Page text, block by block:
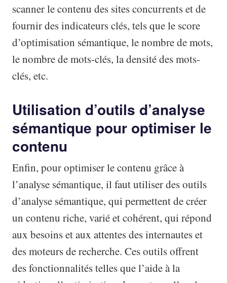
scanner le contenu des sites concurrents et de
fournir des indicateurs clés, tels que le score
d’optimisation sémantique, le nombre de mots,
le nombre de mots-clés, la densité des mots-
clés, etc.
Utilisation d’outils d’analyse
sémantique pour optimiser le
contenu
Enfin, pour optimiser le contenu grâce à
l’analyse sémantique, il faut utiliser des outils
d’analyse sémantique, qui permettent de créer
un contenu riche, varié et cohérent, qui répond
aux besoins et aux attentes des internautes et
des moteurs de recherche. Ces outils offrent
des fonctionnalités telles que l’aide à la